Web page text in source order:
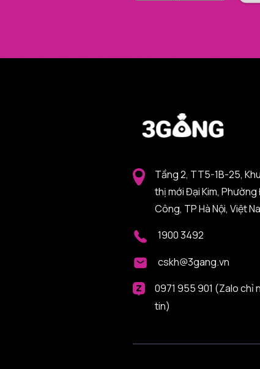
Tầng 2, TT5-1B-25,
thị mới Đại Kim, Phường
Công, TP Hà Nội, Việt
1900 3492
cskh@3gang.vn
0971 955 901 (Zalo chỉ
tin)